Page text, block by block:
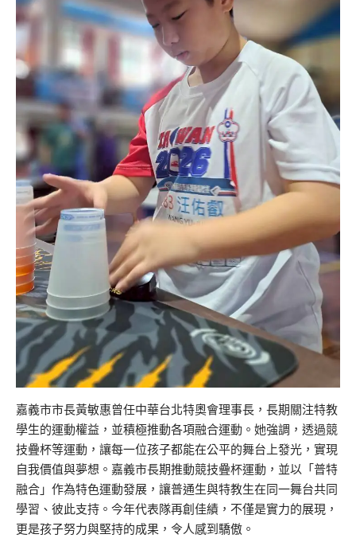
嘉義市市長黃敏惠曾任中華台北特奧會理事長，長期關注特教
學生的運動權益，並積極推動各項融合運動。她強調，透過競
技疊杯等運動，讓每一位孩子都能在公平的舞台上發光，實現
自我價值與夢想。嘉義市長期推動競技疊杯運動，並以「普特
融合」作為特色運動發展，讓普通生與特教生在同一舞台共同
學習、彼此支持。今年代表隊再創佳績，不僅是實力的展現，
更是孩子努力與堅持的成果，令人感到驕傲。